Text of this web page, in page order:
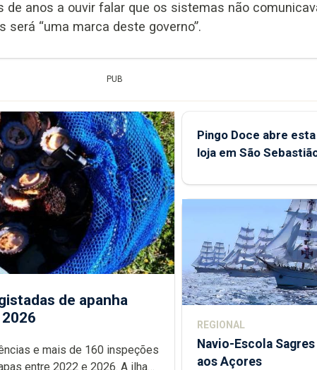
de anos a ouvir falar que os sistemas não
“uma marca deste governo”.
PUB
de apanha
160 inspeções
2022 e 2026. A ilha
Pingo Doce abre
loja em São
REGIONAL
Navio-Escola
aos Açores